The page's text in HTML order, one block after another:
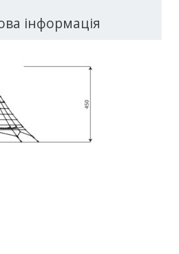
інформація